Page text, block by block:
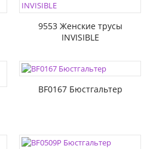
9553 Женские трусы
INVISIBLE
BF0167 Бюстгальтер